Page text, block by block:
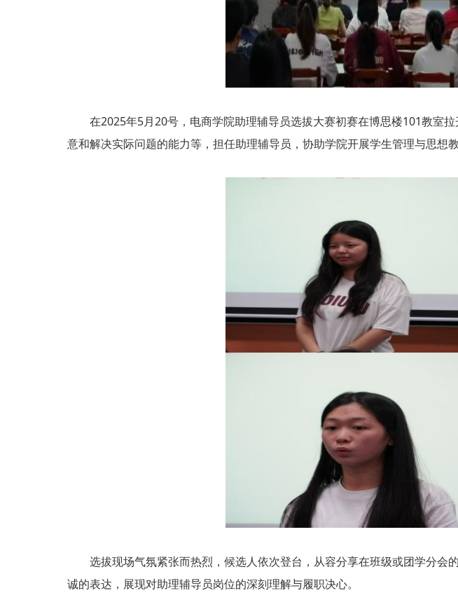
在2025年5月20号，电商学院助理辅导员选拔大赛初赛在博思楼101教室
意和解决实际问题的能力等，担任助理辅导员，协助学院开展学生管理与思想
选拔现场气氛紧张而热烈，候选人依次登台，从容分享在班级或团学分会
诚的表达，展现对助理辅导员岗位的深刻理解与履职决心。